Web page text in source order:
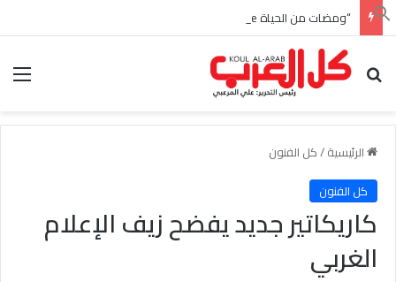
بحث عن
الرئيسية/كل الفنون
كل الفنون
كاريكاتير جديد يفضح زيف الإعلام
الغربي